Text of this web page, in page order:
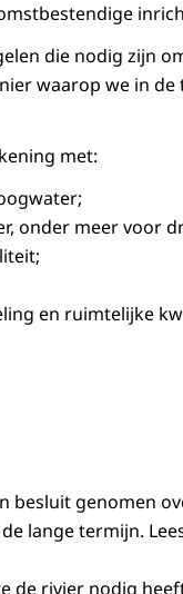
die nodig zijn
waarop we in
met:
onder meer voor
en ruimtelijke
besluit genomen
lange termijn.
de rivier nodig